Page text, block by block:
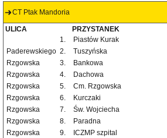
CT Ptak Mandoria
ULICA PRZYSTANEK
1.
Piastów Kurak
Paderewskiego 2.
Tuszyńska
Rzgowska
3.
Bankowa
Rzgowska
4.
Dachowa
Rzgowska
5.
Cm. Rzgowska
Rzgowska
6.
Kurczaki
Rzgowska
7.
Św. Wojciecha
Rzgowska
8.
Paradna
Rzgowska
9.
ICZMP szpital